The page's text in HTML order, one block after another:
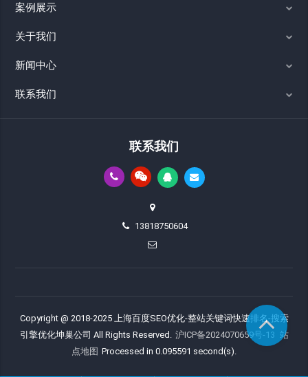
案例展示
关于我们
新闻中心
联系我们
联系我们
13818750604
Copyright @ 2018-2025 上海百度SEO优化-整站关键词快速排名-搜索
引擎优化坤巢公司 All Rights Reserved. 沪ICP备2024070659号-13 站
点地图 Processed in 0.095591 second(s).